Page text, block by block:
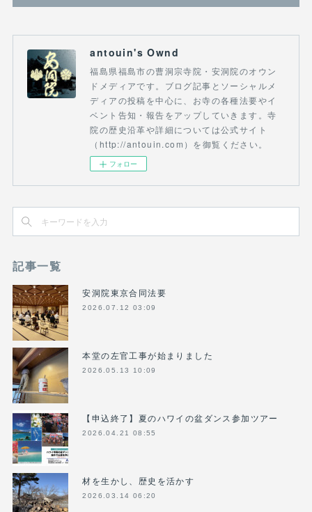
antouin's Ownd
福島県福島市の曹洞宗寺院・安洞院のオウン
ドメディアです。ブログ記事とソーシャルメ
ディアの投稿を中心に、お寺の各種法要やイ
ベント告知・報告をアップしていきます。寺
院の歴史沿革や詳細については公式サイト
（http://antouin.com）を御覧ください。
フォロー
記事一覧
安洞院東京合同法要
2026.07.12 03:09
本堂の左官工事が始まりました
2026.05.13 10:09
【申込終了】夏のハワイの盆ダンス参加ツアー
2026.04.21 08:55
材を生かし、歴史を活かす
2026.03.14 06:20